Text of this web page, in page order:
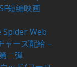
短編映画
Spider Web
ャーズ配給 –
二弾